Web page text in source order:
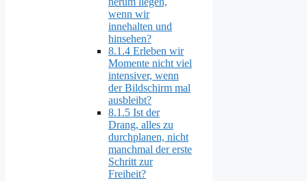
wenn wir
innehalten und
hinsehen?
8.1.4 Erleben wir
Momente nicht viel
intensiver, wenn
der Bildschirm mal
ausbleibt?
8.1.5 Ist der
Drang, alles zu
durchplanen, nicht
manchmal der erste
Schritt zur
Freiheit?